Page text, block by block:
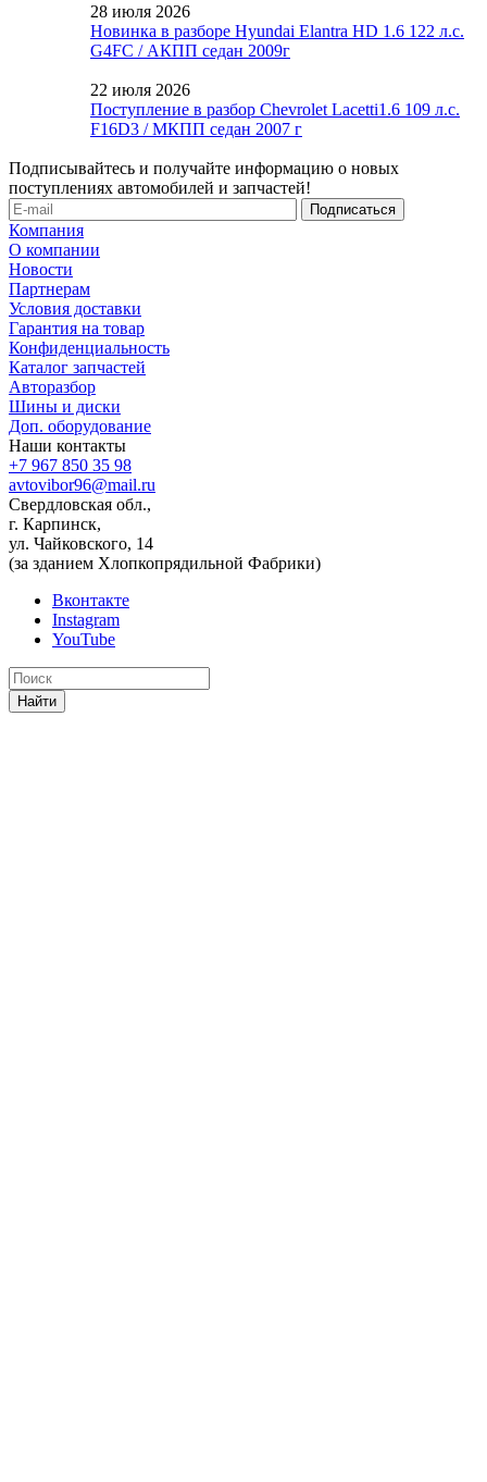
28 июля 2026
Новинка в разборе Hyundai Elantra HD 1.6 122 л.с.
G4FC / АКПП седан 2009г
22 июля 2026
Поступление в разбор Chevrolet Lacetti1.6 109 л.с.
F16D3 / МКПП седан 2007 г
Подписывайтесь и получайте информацию о новых
поступлениях автомобилей и запчастей!
Компания
О компании
Новости
Партнерам
Условия доставки
Гарантия на товар
Конфиденциальность
Каталог запчастей
Авторазбор
Шины и диски
Доп. оборудование
Наши контакты
+7 967 850 35 98
avtovibor96@mail.ru
Свердловская обл.,
г. Карпинск,
ул. Чайковского, 14
(за зданием Хлопкопрядильной Фабрики)
Вконтакте
Instagram
YouTube
Найти